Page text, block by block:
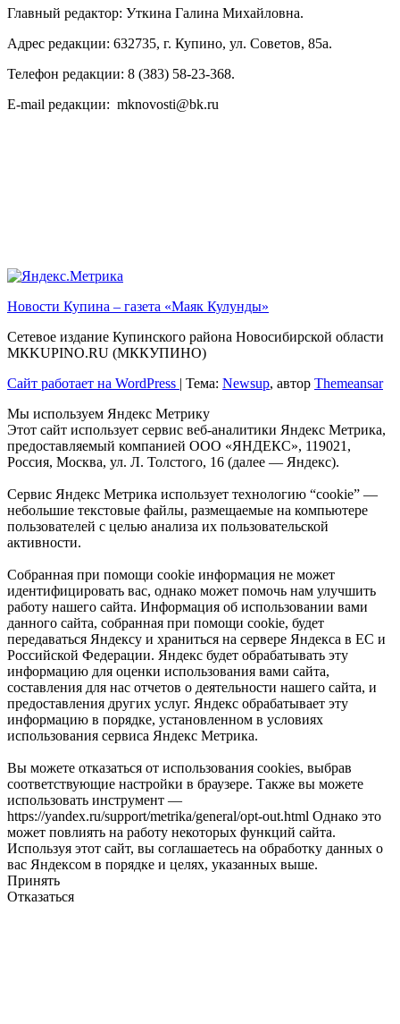
Главный редактор: Уткина Галина Михайловна.
Адрес редакции: 632735, г. Купино, ул. Советов, 85а.
Телефон редакции: 8 (383) 58-23-368.
E-mail редакции: mknovosti@bk.ru
Новости Купина – газета «Маяк Кулунды»
Сетевое издание Купинского района Новосибирской области
МКKUPINO.RU (МККУПИНО)
Сайт работает на WordPress
Тема: Newsup, автор Themeansar
Мы используем Яндекс Метрику
Этот сайт использует сервис веб-аналитики Яндекс Метрика,
предоставляемый компанией ООО «ЯНДЕКС», 119021,
Россия, Москва, ул. Л. Толстого, 16 (далее — Яндекс).
Сервис Яндекс Метрика использует технологию “cookie” —
небольшие текстовые файлы, размещаемые на компьютере
пользователей с целью анализа их пользовательской
активности.
Собранная при помощи cookie информация не может
идентифицировать вас, однако может помочь нам улучшить
работу нашего сайта. Информация об использовании вами
данного сайта, собранная при помощи cookie, будет
передаваться Яндексу и храниться на сервере Яндекса в ЕС и
Российской Федерации. Яндекс будет обрабатывать эту
информацию для оценки использования вами сайта,
составления для нас отчетов о деятельности нашего сайта, и
предоставления других услуг. Яндекс обрабатывает эту
информацию в порядке, установленном в условиях
использования сервиса Яндекс Метрика.
Вы можете отказаться от использования cookies, выбрав
соответствующие настройки в браузере. Также вы можете
использовать инструмент —
https://yandex.ru/support/metrika/general/opt-out.html Однако это
может повлиять на работу некоторых функций сайта.
Используя этот сайт, вы соглашаетесь на обработку данных о
вас Яндексом в порядке и целях, указанных выше.
Принять
Отказаться